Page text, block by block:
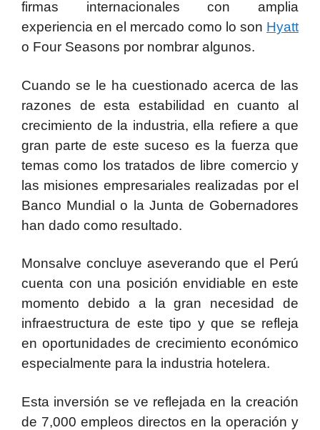
firmas internacionales con amplia
experiencia en el mercado como lo son Hyatt
o Four Seasons por nombrar algunos.
Cuando se le ha cuestionado acerca de las
razones de esta estabilidad en cuanto al
crecimiento de la industria, ella refiere a que
gran parte de este suceso es la fuerza que
temas como los tratados de libre comercio y
las misiones empresariales realizadas por el
Banco Mundial o la Junta de Gobernadores
han dado como resultado.
Monsalve concluye aseverando que el Perú
cuenta con una posición envidiable en este
momento debido a la gran necesidad de
infraestructura de este tipo y que se refleja
en oportunidades de crecimiento económico
especialmente para la industria hotelera.
Esta inversión se ve reflejada en la creación
de 7,000 empleos directos en la operación y